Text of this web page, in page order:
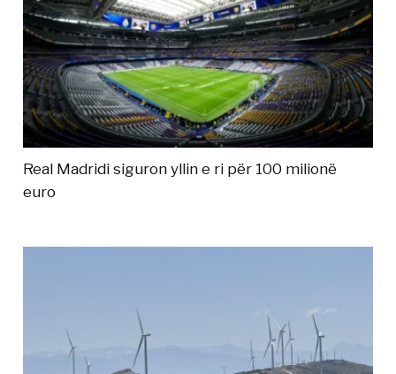
Real Madridi siguron yllin e ri për 100 milionë
euro